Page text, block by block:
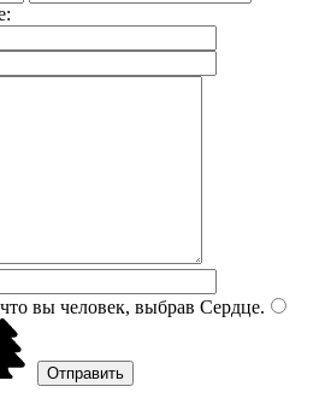
вы человек, выбрав Сердце.